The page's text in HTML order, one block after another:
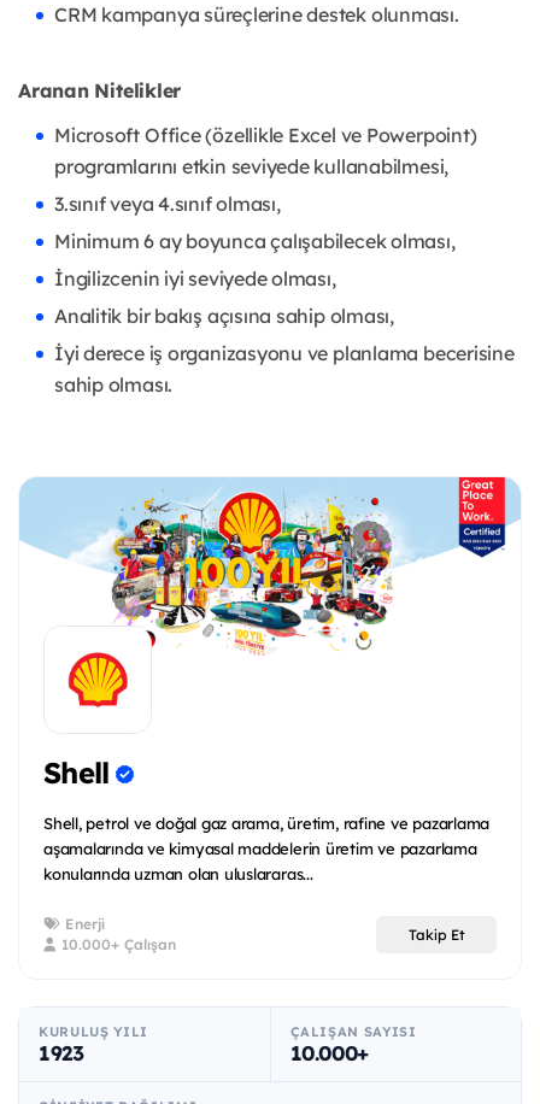
CRM kampanya süreçlerine destek olunması.
Aranan Nitelikler
Microsoft Office (özellikle Excel ve Powerpoint)
programlarını etkin seviyede kullanabilmesi,
3.sınıf veya 4.sınıf olması,
Minimum 6 ay boyunca çalışabilecek olması,
İngilizcenin iyi seviyede olması,
Analitik bir bakış açısına sahip olması,
İyi derece iş organizasyonu ve planlama becerisine
sahip olması.
Shell
Shell, petrol ve doğal gaz arama, üretim, rafine ve pazarlama
aşamalarında ve kimyasal maddelerin üretim ve pazarlama
konularında uzman olan uluslararas...
Enerji
10.000+ Çalışan
Takip Et
KURULUŞ YILI
1923
ÇALIŞAN SAYISI
10.000+